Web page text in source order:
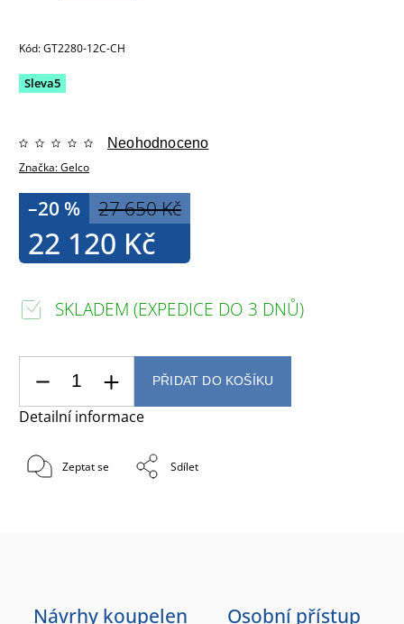
Kód:GT2280-12C-CH
Sleva5
Značka:Gelco
Neohodnoceno
27 650 Kč
–20 %
22 120 Kč
SKLADEM (EXPEDICE DO 3 DNŮ)
PŘIDAT DO KOŠÍKU
Detailní informace
Zeptat se Sdílet
Návrhy koupelen
Osobní přístup